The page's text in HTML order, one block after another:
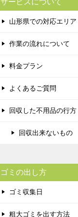
サービスについて
山形県での対応エリア
作業の流れについて
料金プラン
よくあるご質問
回収した不用品の行方
回収出来ないもの
ゴミの出し方
ゴミ収集日
粗大ゴミを出す方法